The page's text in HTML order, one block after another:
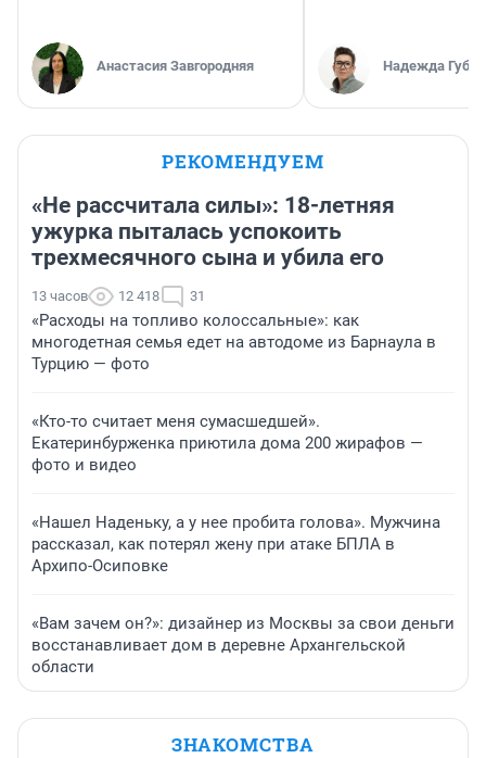
Анастасия Завгородняя Надежда
РЕКОМЕНДУЕМ
«Не рассчитала силы»: 18-летняя
ужурка пыталась успокоить
трехмесячного сына и убила его
13 часов 12 418 31
«Расходы на топливо колоссальные»: как
многодетная семья едет на автодоме из Барнаула в
Турцию — фото
«Кто-то считает меня сумасшедшей».
Екатеринбурженка приютила дома 200 жирафов —
фото и видео
«Нашел Наденьку, а у нее пробита голова». Мужчина
рассказал, как потерял жену при атаке БПЛА в
Архипо-Осиповке
«Вам зачем он?»: дизайнер из Москвы за свои деньги
восстанавливает дом в деревне Архангельской
области
ЗНАКОМСТВА